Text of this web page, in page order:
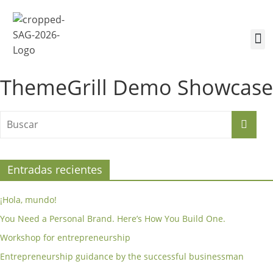
ThemeGrill Demo Showcase
Entradas recientes
¡Hola, mundo!
You Need a Personal Brand. Here’s How You Build One.
Workshop for entrepreneurship
Entrepreneurship guidance by the successful businessman